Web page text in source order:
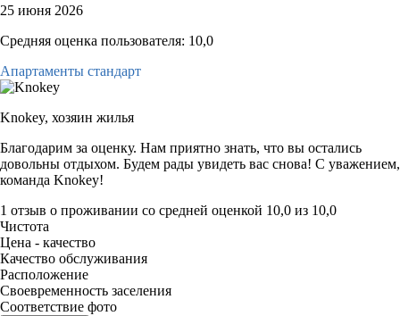
25 июня 2026
Средняя оценка пользователя: 10,0
Апартаменты стандарт
Knokey, хозяин жилья
Благодарим за оценку. Нам приятно знать, что вы остались
довольны отдыхом. Будем рады увидеть вас снова! С уважением,
команда Knokey!
1 отзыв о проживании со средней оценкой 10,0 из 10,0
Чистота
Цена - качество
Качество обслуживания
Расположение
Своевременность заселения
Соответствие фото